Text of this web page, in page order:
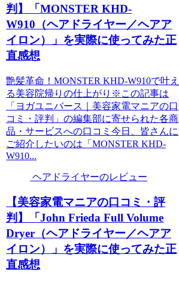
判】「MONSTER KHD-
W910（ヘアドライヤー／ヘアア
イロン）」を実際に使ってみた正
直感想
艶髪革命！MONSTER KHD-W910で叶え
る美容院帰りの仕上がり※この記事は
「ヨガユニバース｜美容家電マニアの口
コミ・評判」の編集部に寄せられた各商
品・サービスへの口コミ今日、皆さんに
ご紹介したいのは「MONSTER KHD-
W910...
ヘアドライヤーのレビュー
【美容家電マニアの口コミ・評
判】「John Frieda Full Volume
Dryer（ヘアドライヤー／ヘアア
イロン）」を実際に使ってみた正
直感想